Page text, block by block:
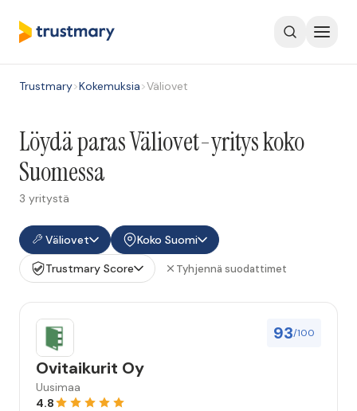
Trustmary>Kokemuksia>Väliovet
Löydä paras Väliovet-yritys koko
Suomessa
3 yritystä
Väliovet
Koko Suomi
Trustmary Score
Tyhjennä suodattimet
93/100
Ovitaikurit Oy
Uusimaa
4.8